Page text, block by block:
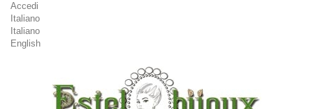
Accedi
Italiano
Italiano
English